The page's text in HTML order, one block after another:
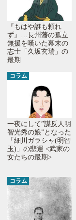
『もはや誰も頼れ
ず』…長州藩の孤立
無援を嘆いた幕末の
志士「久坂玄瑞」の
最期
コラム
一夜にして”謀反人明
智光秀の娘”となった
「細川ガラシャ(明智
玉)」の悲運 <武家の
女たちの最期>
コラム